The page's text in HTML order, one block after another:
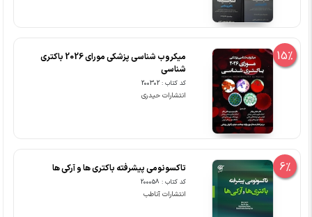
15%
میکروب شناسی پزشکی مورای 2026 باکتری
شناسی
کد کتاب : 200302
انتشارات حیدری
6% تاکسونومی پیشرفته باکتری ها و آرکی ها
کد کتاب : 200058
انتشارات آناطب